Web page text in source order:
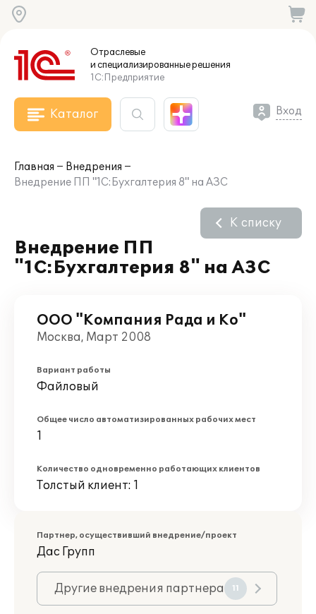
Отраслевые
и специализированныерешения
1С:Предприятие
Каталог Вход
Главная
Внедрения
Внедрение ПП "1С:Бухгалтерия 8" на АЗС
Внедрение ПП
"1С:Бухгалтерия 8" на АЗС
К списку
ООО "Компания Рада и Ко"
Москва, Март 2008
Вариант работы
Файловый
Общее число автоматизированных рабочих мест
1
Количество одновременно работающих клиентов
Толстый клиент: 1
Партнер, осуществивший внедрение/проект
Дас Групп
Другие внедрения партнера 11